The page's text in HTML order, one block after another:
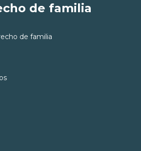
de familia
de familia